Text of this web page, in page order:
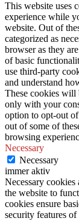
This website uses
experience while
website. Out of
categorized as
browser as they
of basic
use third-party
and understand
These cookies will
only with your
option to opt-out
out of some of
browsing
Necessary
Necessary
immer aktiv
Necessary cookies
the website to
cookies ensure
security features